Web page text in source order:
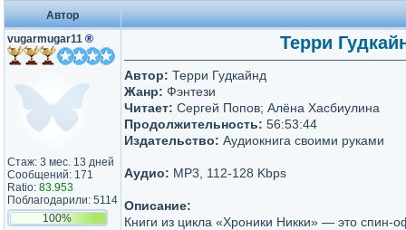
Автор
vugarmugar11 ®
Стаж: 3 мес. 13 дней
Сообщений: 171
Ratio: 83.953
Поблагодарили: 5114
100%
Терри
Автор: Терри Гудкайнд
Жанр: Фэнтези
Читает: Сергей Попов; Алёна Хасбиулина
Продолжительность: 56:53:44
Издательство: Аудиокнига своими руками
Аудио: MP3, 112-128 Kbps
Описание:
Книги из цикла «Хроники Никки» — это